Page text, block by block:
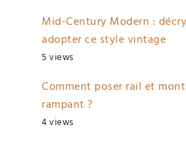
Mid-Century Modern :
adopter ce style vintage
5 views
Comment poser rail et
rampant ?
4 views